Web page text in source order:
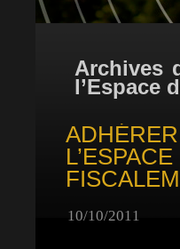
Archives
l’Espace
10/10/2011